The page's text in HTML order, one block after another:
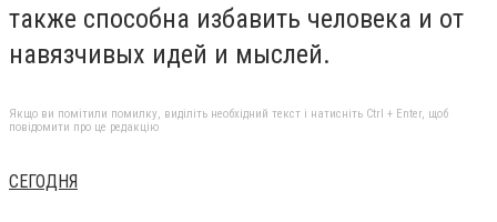
также способна избавить человека и от
навязчивых идей и мыслей.
Якщо ви помітили помилку, виділіть необхідний текст і натисніть Ctrl + Enter, щоб
повідомити про це редакцію
СЕГОДНЯ